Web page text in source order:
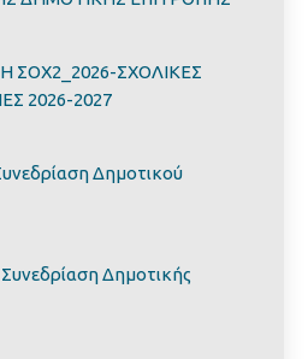
ΣΟΧ2_2026-ΣΧΟΛΙΚΕΣ
2026-2027
Δημοτικού
Δημοτικής